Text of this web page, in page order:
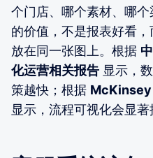
个门店、哪个素材、哪
的价值，不是报表好看
放在同一张图上。根据
化运营相关报告 显示，
策越快；根据 McKinsey
显示，流程可视化会显著